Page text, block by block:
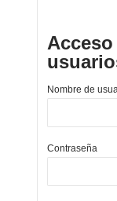
Nombre de
Contraseña